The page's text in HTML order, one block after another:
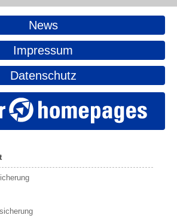
News
Impressum
Datenschutz